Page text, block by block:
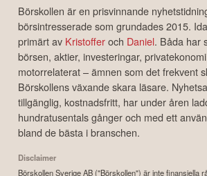
Börskollen är en prisvinnande
börsintresserade som grundades 2015.
primärt av Kristofferoch Daniel. Båda har
börsen, aktier, investeringar,
motorrelaterat – ämnen som det frekvent
Börskollens växande skara läsare.
tillgänglig, kostnadsfritt, har under åren
hundratusentals gånger och med ett
bland de bästa i branschen.
Disclaimer
Börskollen Sverige AB ("Börskollen") är inte finansiella